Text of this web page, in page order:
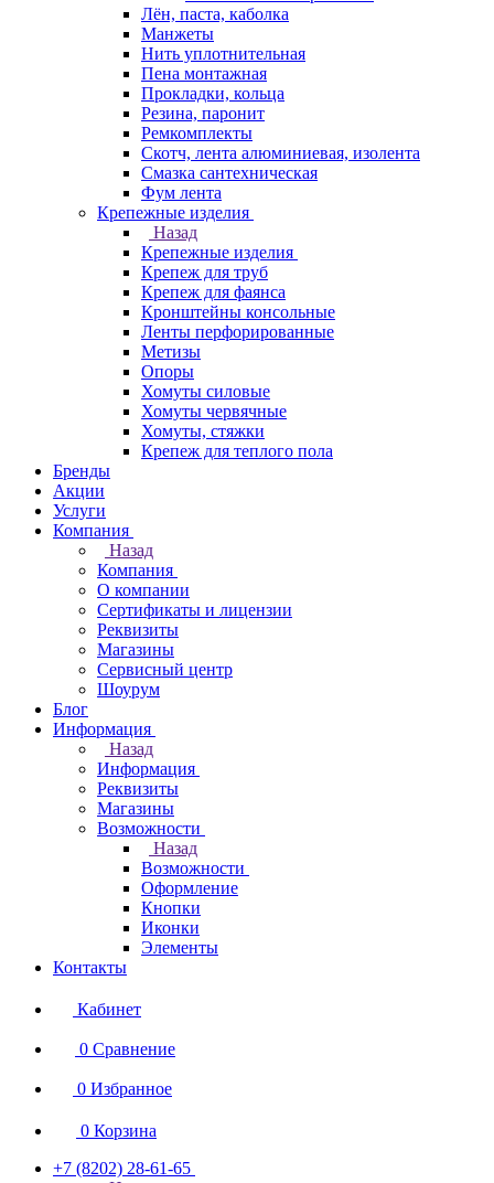
Лён, паста, каболка
Манжеты
Нить уплотнительная
Пена монтажная
Прокладки, кольца
Резина, паронит
Ремкомплекты
Скотч, лента алюминиевая, изолента
Смазка сантехническая
Фум лента
Крепежные изделия
Назад
Крепежные изделия
Крепеж для труб
Крепеж для фаянса
Кронштейны консольные
Ленты перфорированные
Метизы
Опоры
Хомуты силовые
Хомуты червячные
Хомуты, стяжки
Крепеж для теплого пола
Бренды
Акции
Услуги
Компания
Назад
Компания
О компании
Сертификаты и лицензии
Реквизиты
Магазины
Сервисный центр
Шоурум
Блог
Информация
Назад
Информация
Реквизиты
Магазины
Возможности
Назад
Возможности
Оформление
Кнопки
Иконки
Элементы
Контакты
Кабинет
0 Сравнение
0 Избранное
0 Корзина
+7 (8202) 28‑61-65